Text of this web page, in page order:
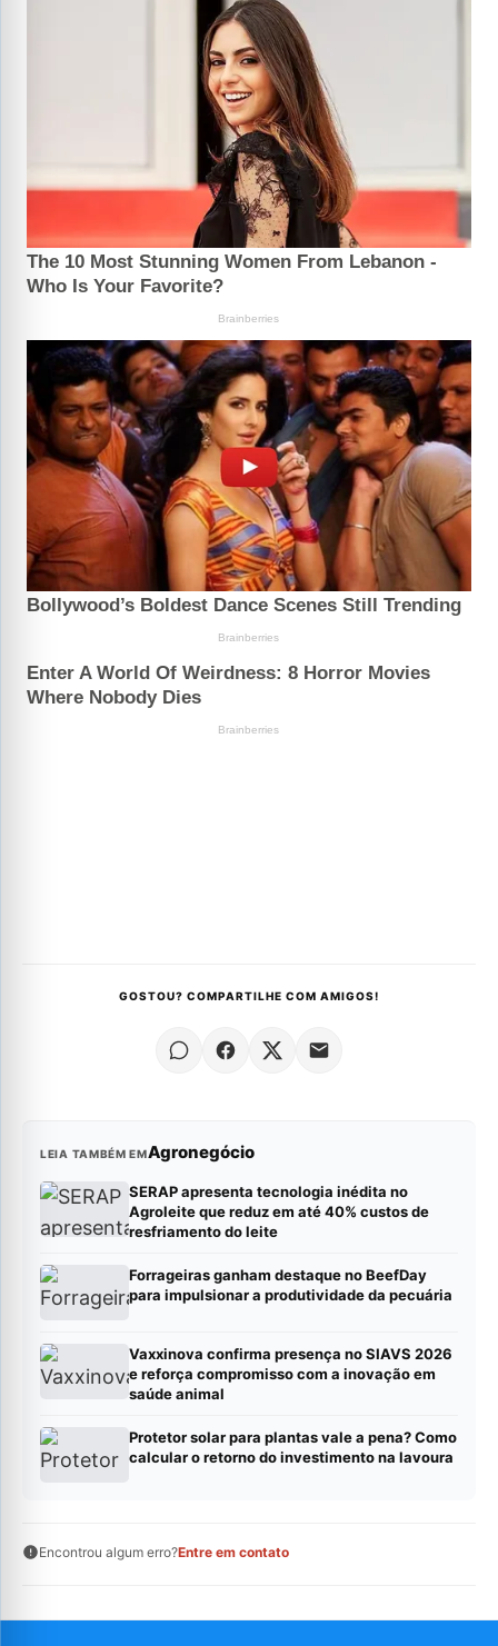
GOSTOU? COMPARTILHE COM AMIGOS!
LEIA TAMBÉM EMAgronegócio
SERAP apresenta tecnologia inédita no
Agroleite que reduz em até 40% custos de
resfriamento do leite
Forrageiras ganham destaque no BeefDay
para impulsionar a produtividade da pecuária
Vaxxinova confirma presença no SIAVS 2026
e reforça compromisso com a inovação em
saúde animal
Protetor solar para plantas vale a pena? Como
calcular o retorno do investimento na lavoura
Encontrou algum erro?Entre em contato